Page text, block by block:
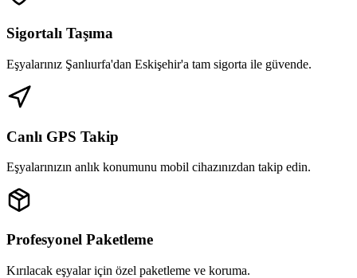
Sigortalı Taşıma
Eşyalarınız Şanlıurfa'dan Eskişehir'a tam sigorta ile güvende.
Canlı GPS Takip
Eşyalarınızın anlık konumunu mobil cihazınızdan takip edin.
Profesyonel Paketleme
Kırılacak eşyalar için özel paketleme ve koruma.